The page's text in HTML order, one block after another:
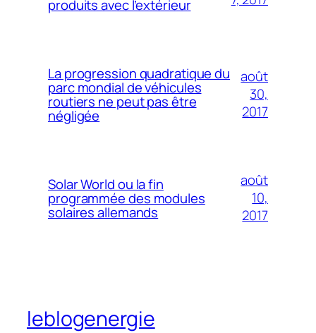
produits avec l’extérieur
La progression quadratique du
parc mondial de véhicules
routiers ne peut pas être
négligée
août
30,
2017
Solar World ou la fin
programmée des modules
solaires allemands
août
10,
2017
leblogenergie